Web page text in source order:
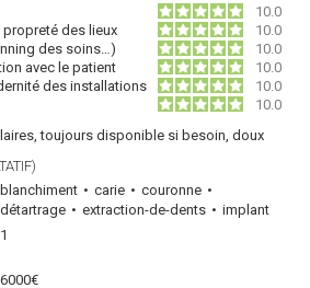
10.0
des lieux
10.0
des soins…)
10.0
avec le patient
10.0
des installations
10.0
10.0
toujours disponible si besoin, doux
blanchiment carie
couronne
détartrage
extraction-de-dents
implant
1
6000€